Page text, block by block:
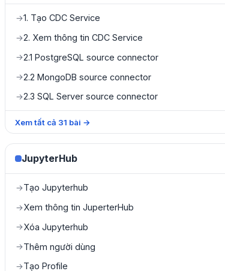
→1. Tạo CDC Service
→2. Xem thông tin CDC Service
→2.1 PostgreSQL source connector
→2.2 MongoDB source connector
→2.3 SQL Server source connector
Xem tất cả 31 bài →
JupyterHub
→Tạo Jupyterhub
→Xem thông tin JuperterHub
→Xóa Jupyterhub
→Thêm người dùng
→Tạo Profile